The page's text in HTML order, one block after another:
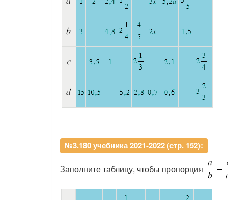
№3.180 учебника 2021-2022 (стр. 152):
Заполните таблицу, чтобы пропорция